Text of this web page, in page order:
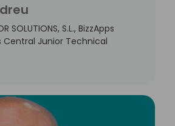
SOLUTIONS, S.L., BizzApps
Central Junior Technical